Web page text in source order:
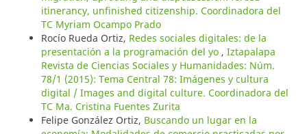
itinerancy, unfinished citizenship. Coordinadora del
TC Myriam Ocampo Prado
Rocío Rueda Ortiz, Redes sociales digitales: de la
presentación a la programación del yo , Iztapalapa
Revista de Ciencias Sociales y Humanidades: Núm.
78/1 (2015): Tema Central 78: Imágenes y cultura
digital / Images and digital culture. Coordinadora del
TC Ma. Cristina Fuentes Zurita
Felipe González Ortiz, Buscando un lugar en la